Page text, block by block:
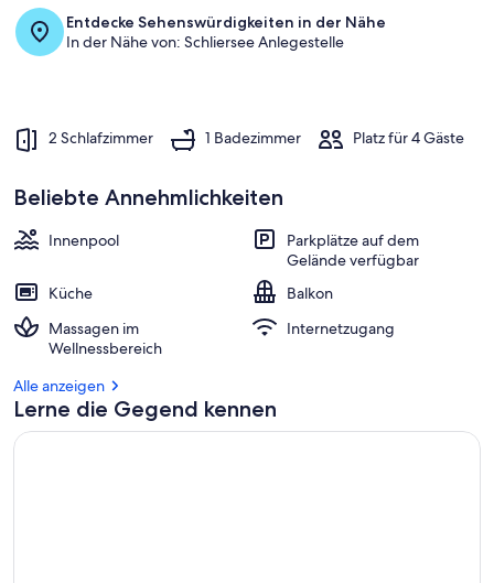
Entdecke Sehenswürdigkeiten in der Nähe
In der Nähe von: Schliersee Anlegestelle
2 Schlafzimmer 1 Badezimmer Platz für 4 Gäste
Beliebte Annehmlichkeiten
Innenpool
Parkplätze auf dem
Gelände verfügbar
Küche
Balkon
Massagen im
Wellnessbereich
Internetzugang
Alle anzeigen
Lerne die Gegend kennen